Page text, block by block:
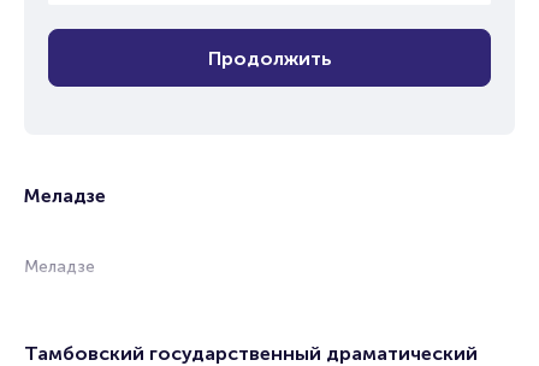
Продолжить
Меладзе
Меладзе
Тамбовский государственный драматический